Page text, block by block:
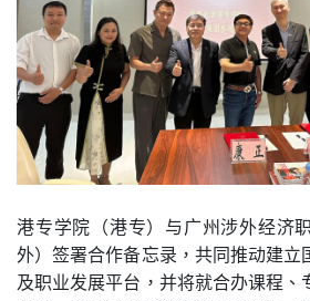
港专学院（港专）与广州涉外经济
外）签署合作备忘录，共同推动建
及职业发展平台，并将就合办课程、